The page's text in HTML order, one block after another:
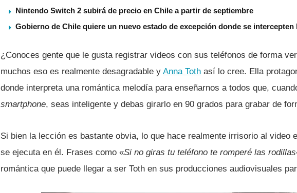
Nintendo Switch 2 subirá de precio en Chile a partir de septiembre
Gobierno de Chile quiere un nuevo estado de excepción donde se
¿Conoces gente que le gusta registrar videos con sus teléfonos de forma
muchos eso es realmente desagradable y Anna Toth así­ lo cree. Ella
donde interpreta una romántica melodí­a para enseñarnos a todos que,
smartphone, seas inteligente y debas girarlo en 90 grados para grabar de
Si bien la lección es bastante obvia, lo que hace realmente irrisorio al video
se ejecuta en él. Frases como «Si no giras tu teléfono te romperé las rodillas
romántica que puede llegar a ser Toth en sus producciones audiovisuales